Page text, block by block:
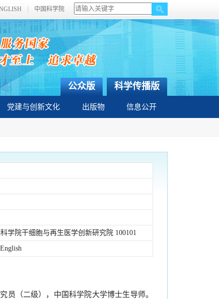
中国科学院
科学传播版
公众版
党建与创新文化 出版物 信息公开
学院干细胞与再生医学创新研究院 100101
English
员（二级），中国科学院大学博士生导师。